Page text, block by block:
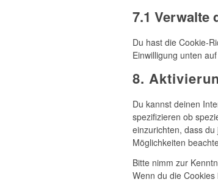
7.1 Verwalte
Du hast die Cookie-
Einwilligung unten
8.
Du kannst deinen
spezifizieren ob
einzurichten, dass
Möglichkeiten
Bitte nimm zur
Wenn du die